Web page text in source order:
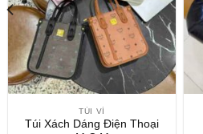
TÚI VÍ
Túi Xách Dáng Điện Thoại